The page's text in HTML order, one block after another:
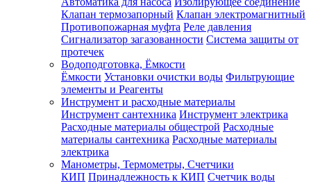
Клапан термозапорный Клапан электромагнитный
Противопожарная муфта Реле давления
Сигнализатор загазованности Система защиты от
протечек
Водоподготовка, Ёмкости
Ёмкости Установки очистки воды Фильтрующие
элементы и Реагенты
Инструмент и расходные материалы
Инструмент сантехника Инструмент электрика
Расходные материалы общестрой Расходные
материалы сантехника Расходные материалы
электрика
Манометры, Термометры, Счетчики
КИП Принадлежность к КИП Счетчик воды